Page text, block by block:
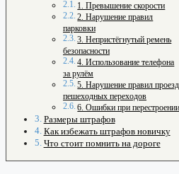
1. Превышение скорости
2. Нарушение правил
парковки
3. Непристёгнутый ремень
безопасности
4. Использование телефона
за рулём
5. Нарушение правил
пешеходных переходов
6. Ошибки при перестроении
Размеры штрафов
Как избежать штрафов новичку
Что стоит помнить на дороге